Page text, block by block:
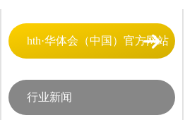
hth·华体会（中国）官方网站
行业新闻